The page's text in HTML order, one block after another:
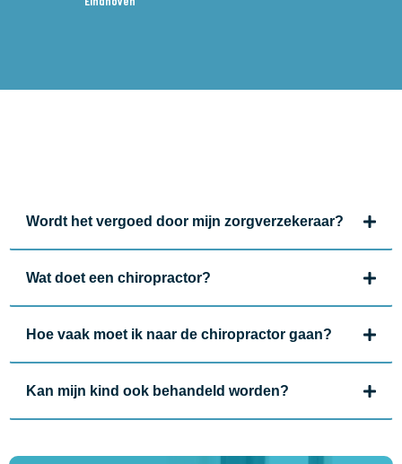
Wordt het vergoed door mijn zorgverzekeraar?
Wat doet een chiropractor?
Hoe vaak moet ik naar de chiropractor gaan?
Kan mijn kind ook behandeld worden?